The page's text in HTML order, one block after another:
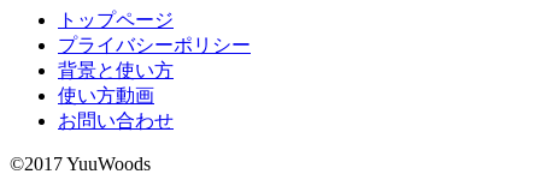
トップページ
プライバシーポリシー
背景と使い方
使い方動画
お問い合わせ
©2017 YuuWoods